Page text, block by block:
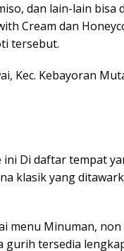
dan lain-lain bisa
Cream dan
tersebut.
Kec. Kebayoran
Di daftar tempat
klasik yang
menu Minuman,
gurih tersedia